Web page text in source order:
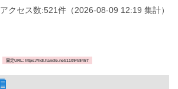
アクセス数:521件 （2026-08-09 12:19 集計）
固定URL: https://hdl.handle.net/11094/8457